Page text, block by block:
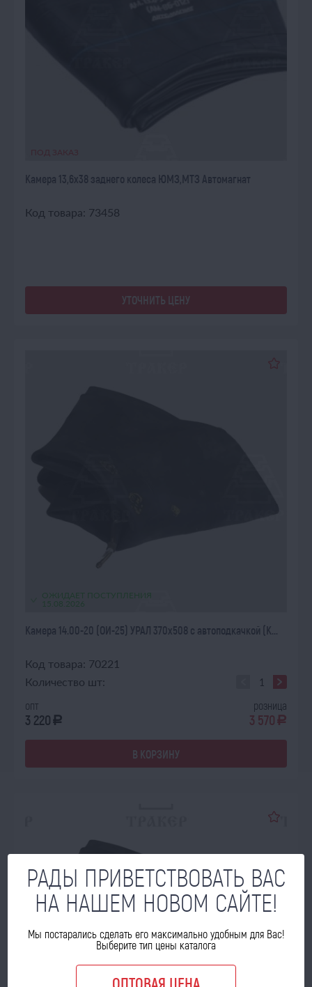
Камера 13,6х38 заднего колеса ЮМЗ,МТЗ Автомагнат
Код товара: 73458
УТОЧНИТЬ ЦЕНУ
ОЖИДАЕТ ПОСТУПЛЕНИЯ
15.08.2026
Камера 14.00-20 (ОИ-25) УРАЛ 370х508 с автоподкачкой (К...
Код товара: 70221
Количество шт:
опт
3 220 a
розница
3 570 a
В КОРЗИНУ
РАДЫ ПРИВЕТСТВОВАТЬ ВАС
НА НАШЕМ НОВОМ САЙТЕ!
Мы постарались сделать его максимально удобным для Вас!
Выберите тип цены каталога
ОПТОВАЯ ЦЕНА